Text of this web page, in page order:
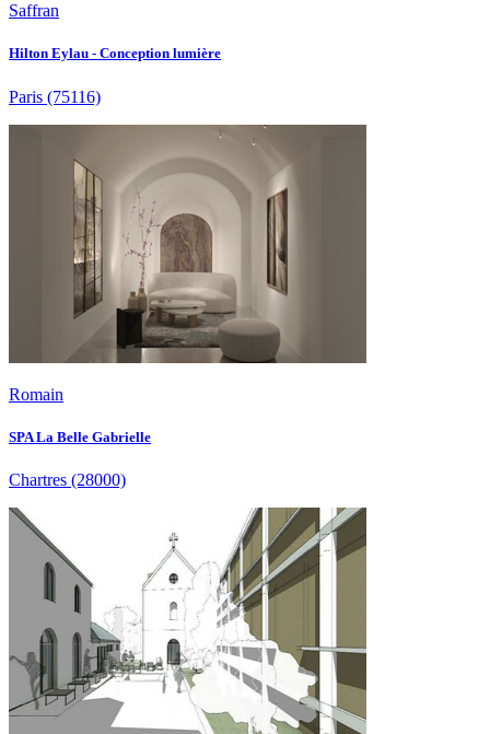
Saffran
Hilton Eylau - Conception lumière
Paris (75116)
Romain
SPA La Belle Gabrielle
Chartres (28000)